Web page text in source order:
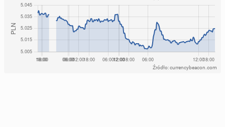
Źródło: currencybeacon.com